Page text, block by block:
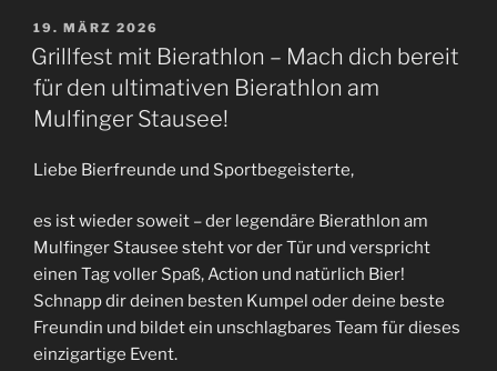
VERÖFFENTLICHT
AM
19. MÄRZ 2026
Grillfest mit Bierathlon – Mach dich bereit
für den ultimativen Bierathlon am
Mulfinger Stausee!
Liebe Bierfreunde und Sportbegeisterte,
es ist wieder soweit – der legendäre Bierathlon am
Mulfinger Stausee steht vor der Tür und verspricht
einen Tag voller Spaß, Action und natürlich Bier!
Schnapp dir deinen besten Kumpel oder deine beste
Freundin und bildet ein unschlagbares Team für dieses
einzigartige Event.